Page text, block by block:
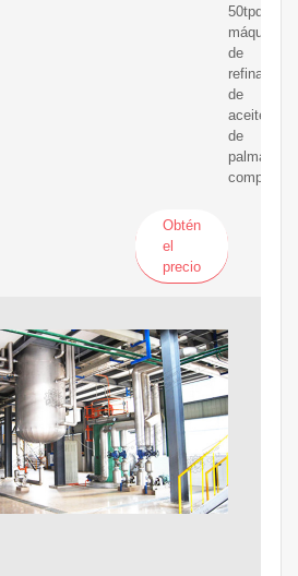
50tpd.
máquina
de
refinación
de
aceite
de
palma
Obtén
el
precio